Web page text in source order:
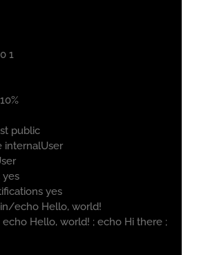
1
public
internalUser
yes
yes
echo Hello, world!
Hello, world! ; echo Hi there ;